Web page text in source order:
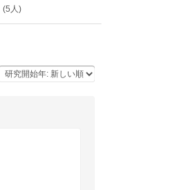
(5 人)